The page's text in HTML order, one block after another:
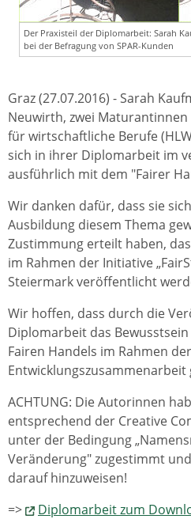
Der Praxisteil der Diplomarbeit: Sarah
bei der Befragung von SPAR-Kunden
Graz (27.07.2016) - Sarah
Neuwirth, zwei
für wirtschaftliche Berufe
sich in ihrer Diplomarbeit im
ausführlich mit dem "Fairer
Wir danken dafür, dass sie
Ausbildung diesem Thema
Zustimmung erteilt haben,
im Rahmen der Initiative
Steiermark veröffentlicht
Wir hoffen, dass durch die
Diplomarbeit das
Fairen Handels im Rahmen der
ACHTUNG: Die Autorinnen
entsprechend der Creative
unter der Bedingung
Veränderung" zugestimmt
darauf hinzuweisen!
=>
Diplomarbeit zum